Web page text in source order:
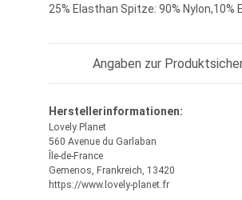
25% Elasthan Spitze: 90% Nylon,10%
Angaben zur
Herstellerinformationen:
Lovely Planet
560 Avenue du Garlaban
Île-de-France
Gemenos, Frankreich, 13420
https://www.lovely-planet.fr